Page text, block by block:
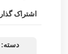
اشتراک
دسته: